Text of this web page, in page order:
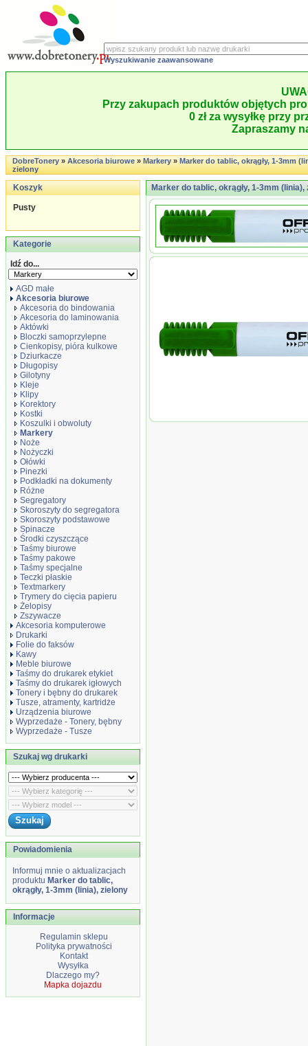
Wyszukiwanie zaawansowane
Przy zakupach produktów objętych
0 zł za wysyłkę przy
Zapraszamy
DobreTonery»Akcesoria biurowe»Markery»Marker do tablic, okrągły, 1-3mm
zielony
Koszyk
Pusty
Kategorie
Idź do...
AGD małe
Akcesoria biurowe
Akcesoria do bindowania
Akcesoria do laminowania
Aktówki
Bloczki samoprzylepne
Cienkopisy, pióra kulkowe
Dziurkacze
Długopisy
Gilotyny
Kleje
Klipy
Korektory
Kostki
Koszulki i obwoluty
Markery
Noże
Nożyczki
Ołówki
Pinezki
Podkładki na dokumenty
Różne
Segregatory
Skoroszyty do segregatora
Skoroszyty podstawowe
Spinacze
Środki czyszczące
Taśmy biurowe
Taśmy pakowe
Taśmy specjalne
Teczki płaskie
Textmarkery
Trymery do cięcia papieru
Żelopisy
Zszywacze
Akcesoria komputerowe
Drukarki
Folie do faksów
Kawy
Meble biurowe
Taśmy do drukarek etykiet
Taśmy do drukarek igłowych
Tonery i bębny do drukarek
Tusze, atramenty, kartridże
Urządzenia biurowe
Wyprzedaże - Tonery, bębny
Wyprzedaże - Tusze
Szukaj wg drukarki
Powiadomienia
Informuj mnie o aktualizacjach
produktu Marker do tablic,
okrągły, 1-3mm (linia), zielony
Informacje
Regulamin sklepu
Polityka prywatności
Kontakt
Wysyłka
Dlaczego my?
Mapka dojazdu
Marker do tablic, okrągły, 1-3mm (linia),